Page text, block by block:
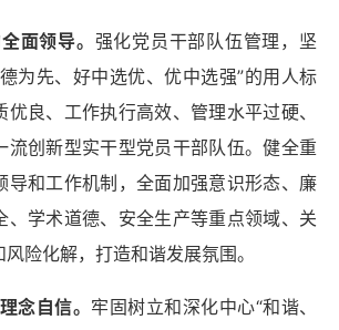
面领导。 强化党员干部队伍管理，坚
为先、好中选优、优中选强”的用人标
良、工作执行高效、管理水平过硬、
流创新型实干型党员干部队伍。健全重
导和工作机制，全面加强意识形态、廉
、学术道德、安全生产等重点领域、关
险化解，打造和谐发展氛围。
念自信。 牢固树立和深化中心“和谐、